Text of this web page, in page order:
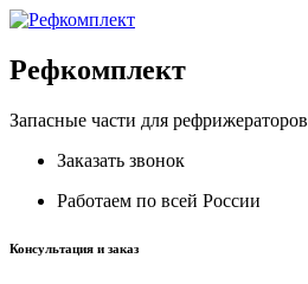
Рефкомплект
Запасные части для рефрижераторов
Заказать звонок
Работаем по всей России
Консультация и заказ